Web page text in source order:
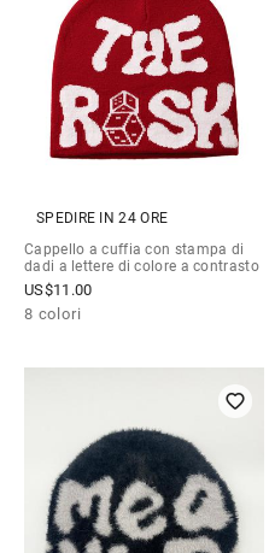
SPEDIRE IN 24 ORE
Cappello a cuffia con stampa di
dadi a lettere di colore a contrasto
US$11.00
8 colori